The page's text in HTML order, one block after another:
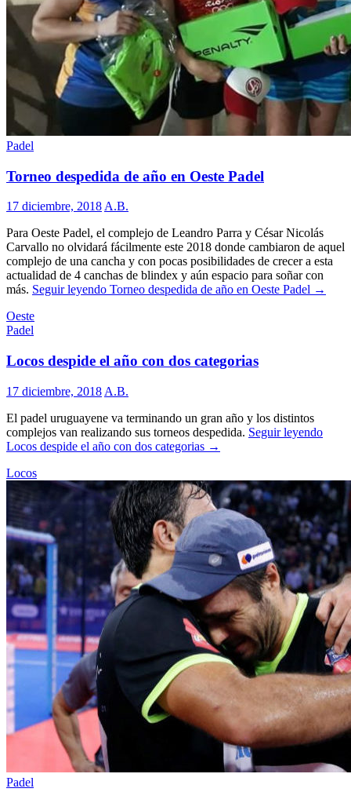
Padel
Torneo despedida de año en Oeste Padel
17 diciembre, 2018A.B.
Para Oeste Padel, el complejo de Leandro Parra y César Nicolás
Carvallo no olvidará fácilmente este 2018 donde cambiaron de aquel
complejo de una cancha y con pocas posibilidades de crecer a esta
actualidad de 4 canchas de blindex y aún espacio para soñar con
más. Seguir leyendo Torneo despedida de año en Oeste Padel →
Oeste
Padel
Locos despide el año con dos categorias
17 diciembre, 2018 A.B.
El padel uruguayene va terminando un gran año y los distintos
complejos van realizando sus torneos despedida. Seguir leyendo
Locos despide el año con dos categorias →
Locos
Padel